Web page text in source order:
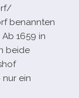
benann­ten
1659 in
beide
ein